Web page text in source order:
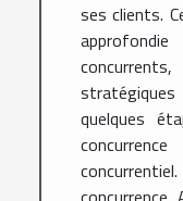
ses clients.
quelques